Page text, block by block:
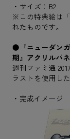
・サイズ：B2
※この特典絵は
れたものです。
●『ニューダン
期』アクリルパ
週刊ファミ通
ラストを使用し
・完成イメージ